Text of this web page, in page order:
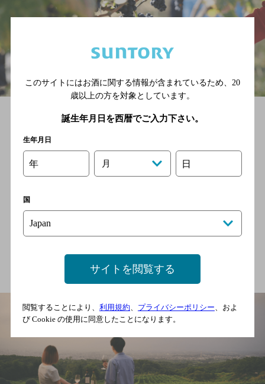
産地を知る
出すのも日本ワインの魅力。ぶどう畑ではたくさんの
物語が生まれています。
詳細を見る
このサイトにはお酒に関する情報が含まれているため、 20
歳以上の方を対象としています。
誕生年月日を西暦でご入力下さい。
生年月日
年 月 日
国
サイトを閲覧する
閲覧することにより、 利用規約、 プライバシーポリシー、およ
び Cookie の使用に同意したことになります。